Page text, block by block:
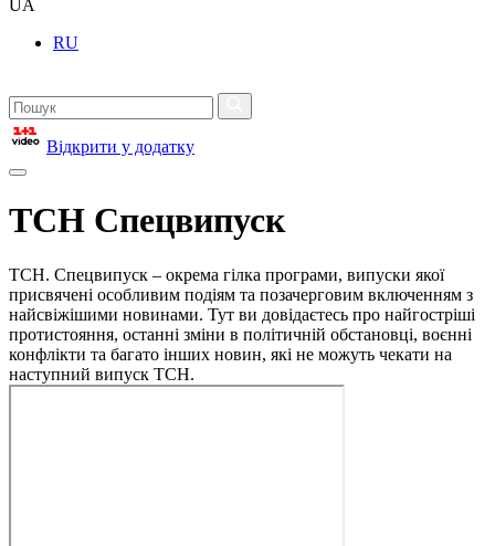
UA
RU
Відкрити у додатку
ТСН Спецвипуск
ТСН. Спецвипуск – окрема гілка програми, випуски якої
присвячені особливим подіям та позачерговим включенням з
найсвіжішими новинами. Тут ви довідаєтесь про найгостріші
протистояння, останні зміни в політичній обстановці, воєнні
конфлікти та багато інших новин, які не можуть чекати на
наступний випуск ТСН.